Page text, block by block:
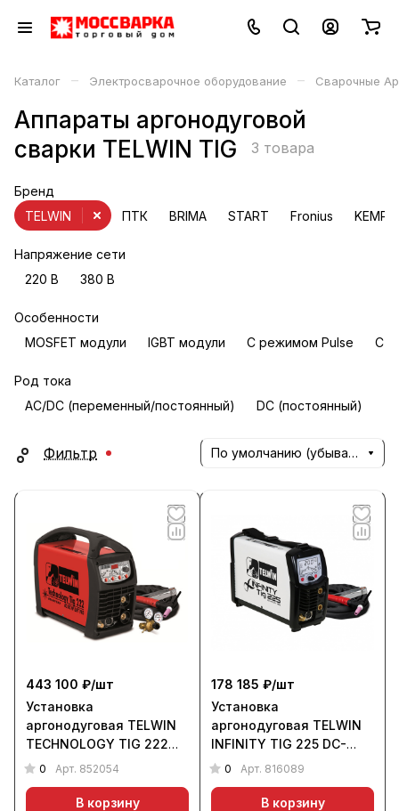
Каталог – Электросварочное оборудование – Сварочные
Аппараты аргонодуговой
сварки TELWIN TIG
3 товара
Бренд
ПТК
BRIMA START Fronius KEMPPI
TELWIN
Напряжение сети
220 В
380 В
Особенности
MOSFET модули
IGBT модули С режимом Pulse С
Род тока
AC/DC (переменный/постоянный)
DC (постоянный)
Фильтр По умолчанию (убывание)
443 100 ₽/шт
Установка
аргонодуговая TELWIN
TECHNOLOGY TIG 222
AC/DC HF/LIFT (220 В)
0 Арт. 852054
В корзину
178 185 ₽/шт
Установка
аргонодуговая TELWIN
INFINITY TIG 225 DC-
HF/LIFT VRD (220 В)
0 Арт. 816089
В корзину